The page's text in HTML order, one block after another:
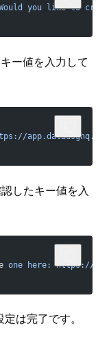
you like to
ー値を入力して
したキー値を入
one here: https://
は完了です。